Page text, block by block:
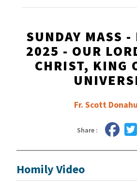
SUNDAY MASS
2025 - OUR
CHRIST, KING
Fr. Scott
Share :
Homily Video